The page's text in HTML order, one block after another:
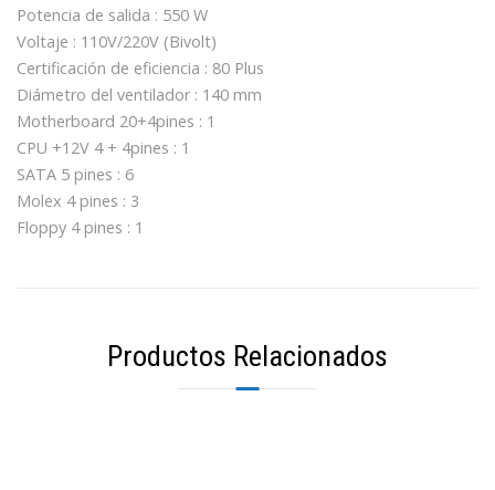
Potencia de salida : 550 W
Voltaje : 110V/220V (Bivolt)
Certificación de eficiencia : 80 Plus
Diámetro del ventilador : 140 mm
Motherboard 20+4pines : 1
CPU +12V 4 + 4pines : 1
SATA 5 pines : 6
Molex 4 pines : 3
Floppy 4 pines : 1
Productos Relacionados